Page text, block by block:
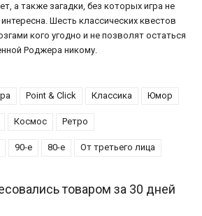
а также загадки, без которых игра не
Шесть классических квестов
кого угодно и не позволят остаться
Роджера никому.
Point & Click Классика Юмор
Космос Ретро
90-е 80-е От третьего лица
товаром за 30 дней